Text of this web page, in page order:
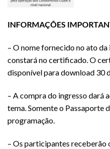
INFORMAÇÕES
– O nome fornecido no ato
constará no certificado. O
disponível para download 30
– A compra do ingresso dará
tema. Somente o Passaporte
programação.
– Os participantes receberão